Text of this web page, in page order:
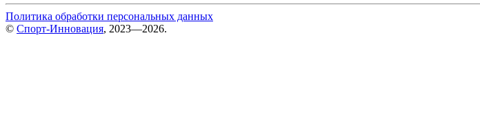
Политика обработки персональных данных
© Спорт-Инновация, 2023—2026.